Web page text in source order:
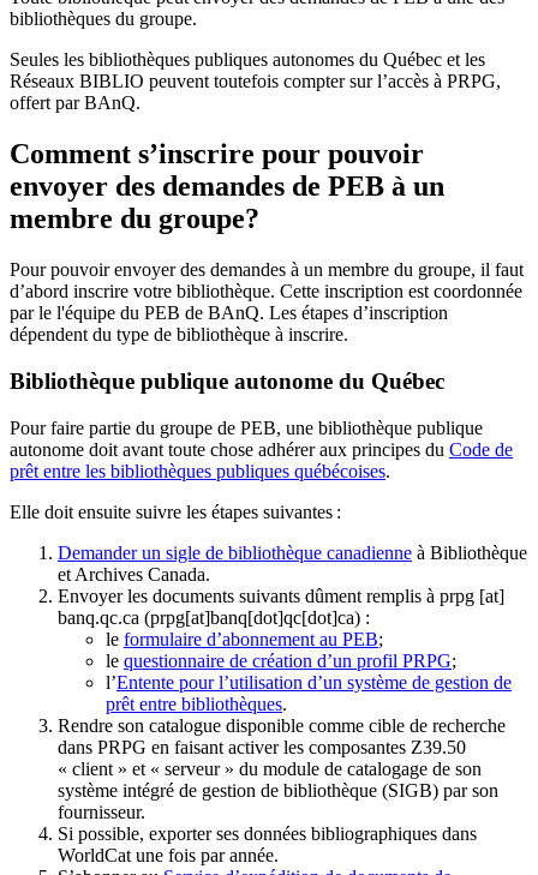
bibliothèques du groupe.
Seules les bibliothèques publiques autonomes du Québec et les
Réseaux BIBLIO peuvent toutefois compter sur l’accès à PRPG,
offert par BAnQ.
Comment s’inscrire pour pouvoir
envoyer des demandes de PEB à un
membre du groupe?
Pour pouvoir envoyer des demandes à un membre du groupe, il faut
d’abord inscrire votre bibliothèque. Cette inscription est coordonnée
par le l'équipe du PEB de BAnQ. Les étapes d’inscription
dépendent du type de bibliothèque à inscrire.
Bibliothèque publique autonome du Québec
Pour faire partie du groupe de PEB, une bibliothèque publique
autonome doit avant toute chose adhérer aux principes du Code de
prêt entre les bibliothèques publiques québécoises.
Elle doit ensuite suivre les étapes suivantes :
Demander un sigle de bibliothèque canadienne à Bibliothèque
et Archives Canada.
Envoyer les documents suivants dûment remplis à prpg [at]
banq.qc.ca (prpg[at]banq[dot]qc[dot]ca) :
le formulaire d’abonnement au PEB;
le questionnaire de création d’un profil PRPG;
l’Entente pour l’utilisation d’un système de gestion de
prêt entre bibliothèques.
Rendre son catalogue disponible comme cible de recherche
dans PRPG en faisant activer les composantes Z39.50
« client » et « serveur » du module de catalogage de son
système intégré de gestion de bibliothèque (SIGB) par son
fournisseur.
Si possible, exporter ses données bibliographiques dans
WorldCat une fois par année.